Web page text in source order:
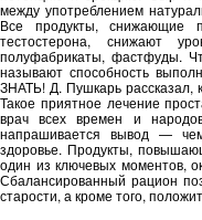
между употреблением
Все продукты, снижающие
тестостерона, снижают
полуфабрикаты, фастфуды.
называют способность
ЗНАТЬ! Д. Пушкарь рассказал,
Такое приятное лечение
врач всех времен и
напрашивается вывод —
здоровье. Продукты,
один из ключевых моментов,
Сбалансированный рацион
старости, а кроме того,